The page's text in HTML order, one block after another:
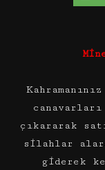
çıkararak
silahlar
giderek